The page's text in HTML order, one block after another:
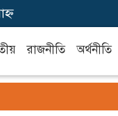
রাজনীতি অর্থনীতি